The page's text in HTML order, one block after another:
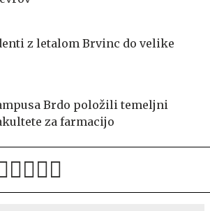
z letalom Brvinc do velike
Brdo položili temeljni
za farmacijo